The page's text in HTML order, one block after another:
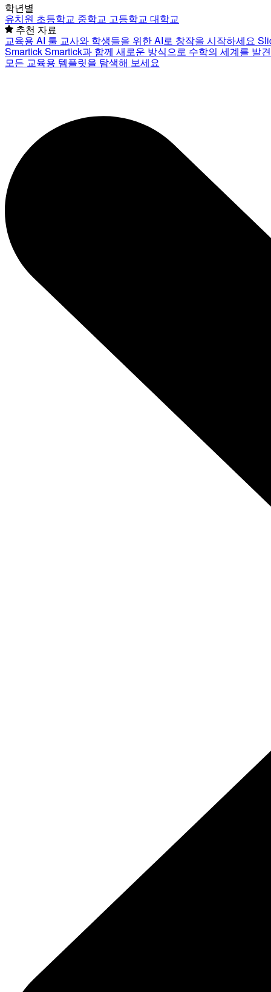
학년별
유치원 초등학교 중학교 고등학교 대학교
추천 자료
교육용 AI 툴 교사와 학생들을 위한 AI로 창작을 시작하세요
SmartickSmartick과 함께 새로운 방식으로 수학의 세계를 발
모든 교육용 템플릿을 탐색해 보세요